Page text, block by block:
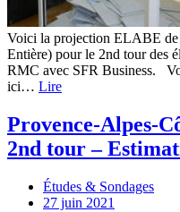
Voici la projection ELABE
Entière) pour le 2nd tour des
RMC avec SFR Business.
ici… Lire
Provence-Alpes-
2nd tour –
Études & Sondages
27 juin 2021